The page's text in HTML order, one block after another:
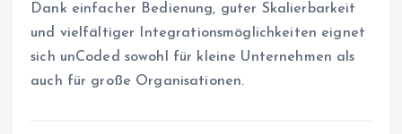
Dank einfacher Bedienung, guter Skalierbarkeit
und vielfältiger Integrationsmöglichkeiten eignet
sich unCoded sowohl für kleine Unternehmen als
auch für große Organisationen.